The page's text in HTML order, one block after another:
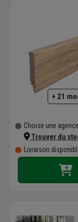
+ 21
Choisir une
Trouver du
Livraison